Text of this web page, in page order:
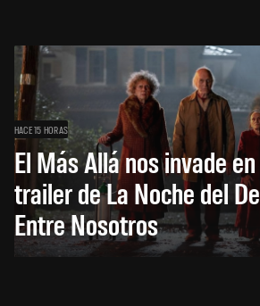
HACE 15 HORAS
El Más Allá nos invade
trailer de La Noche del
Entre Nosotros